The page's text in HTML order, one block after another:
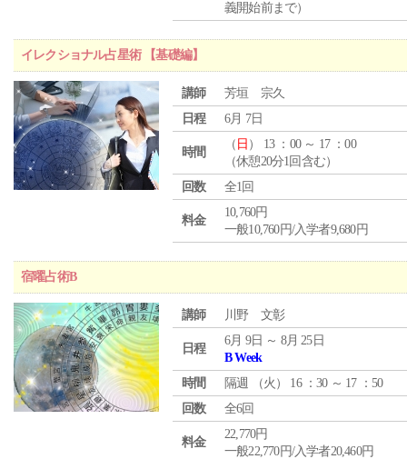
義開始前まで）
イレクショナル占星術 【基礎編】
講師
芳垣 宗久
日程
6月 7日
時間
（ 日 ） 13 ：00 ～ 17 ：00
（休憩20分1回含む）
回数
全1回
料金
10,760円
一般10,760円/入学者9,680円
宿曜占術B
講師 川野 文彰
日程
6月 9日 ～ 8月 25日
B Week
時間
隔週 （火 ） 16 ：30 ～ 17 ：50
回数
全6回
料金
22,770円
一般22,770円/入学者20,460円